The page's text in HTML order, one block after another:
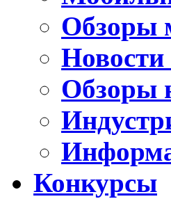
Обзоры
Новости
Обзоры
Конкурсы